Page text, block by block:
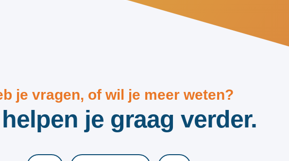
je vragen, of wil je meer weten?
je graag verder.